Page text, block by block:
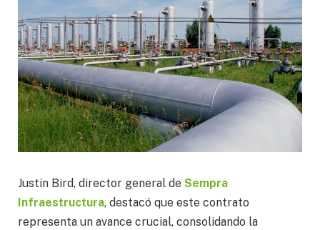
Justin Bird, director general de Sempra
Infraestructura, destacó que este contrato
representa un avance crucial, consolidando la